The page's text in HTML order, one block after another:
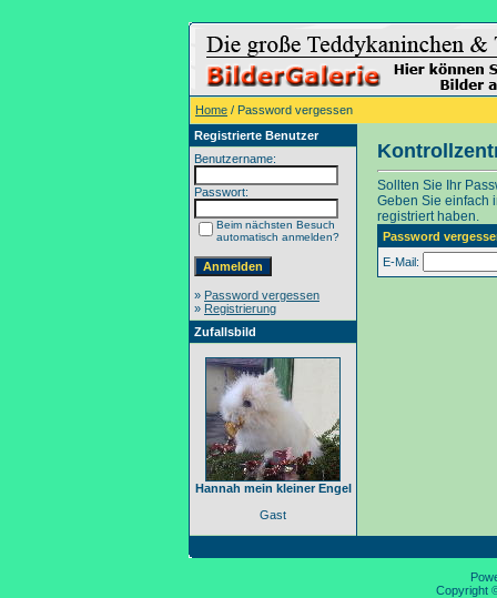
Home / Password vergessen
Registrierte Benutzer
Benutzername:
Passwort:
Beim nächsten Besuch
automatisch anmelden?
» Password vergessen
» Registrierung
Zufallsbild
Hannah mein kleiner Engel
Gast
Sollten Sie Ihr
Geben Sie einfach
registriert haben.
Password
E-Mail:
Copyright